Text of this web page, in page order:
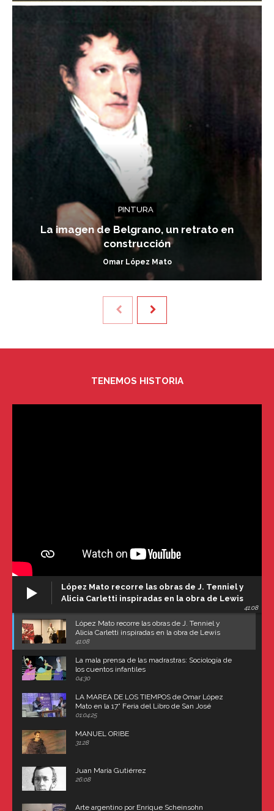
PINTURA
La imagen de Belgrano, un retrato en
construcción
Omar López Mato
TENEMOS HISTORIA
López Mato recorre las obras de J. Tenniel y
Alicia Carletti inspiradas en la obra de Lewis
41:08
López Mato recorre las obras de J. Tenniel y
Alicia Carletti inspiradas en la obra de Lewis
Carroll
41:08
La mala prensa de las madrastras: Sociología de
los cuentos infantiles
04:30
LA MAREA DE LOS TIEMPOS de Omar López
Mato en la 17° Feria del Libro de San José
(Uruguay)
01:04:25
MANUEL ORIBE
31:28
Juan María Gutiérrez
26:08
Arte argentino por Enrique Scheinsohn